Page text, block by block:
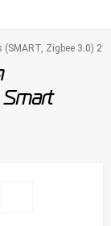
(SMART, Zigbee 3.0)